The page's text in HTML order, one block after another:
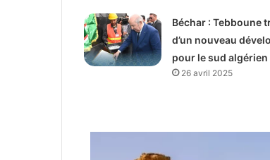
Béchar : Tebboune
d’un nouveau
pour le sud algérien
26 avril 2025